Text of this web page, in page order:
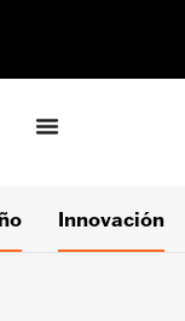
Innovación